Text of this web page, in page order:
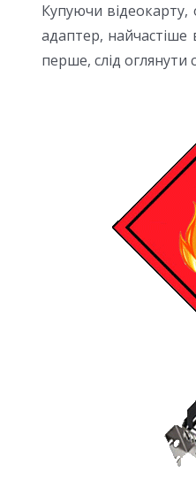
Купуючи
адаптер, найчастіше
перше, слід оглянути